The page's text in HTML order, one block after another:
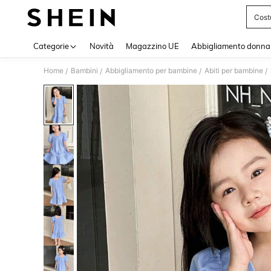
Categorie Novità Magazzino UE Abbigliamento donna
Home / Bambini / Abbigliamento per bambine / Abiti per bambine /